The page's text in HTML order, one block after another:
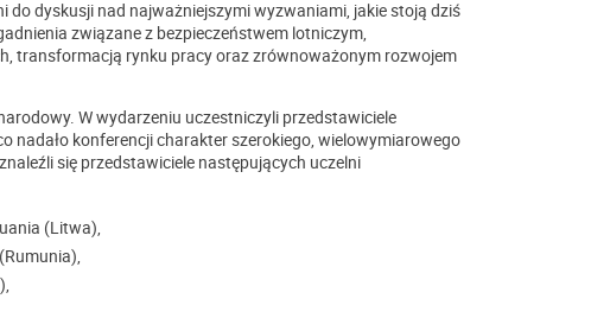
dyskusji nad najważniejszymi wyzwaniami, jakie stoją dziś
związane z bezpieczeństwem lotniczym,
transformacją rynku pracy oraz zrównoważonym rozwojem
W wydarzeniu uczestniczyli przedstawiciele
nadało konferencji charakter szerokiego, wielowymiarowego
się przedstawiciele następujących uczelni
(Litwa),